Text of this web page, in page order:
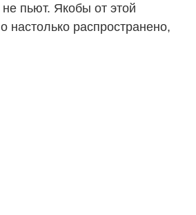
пьют. Якобы от этой
настолько распространено,